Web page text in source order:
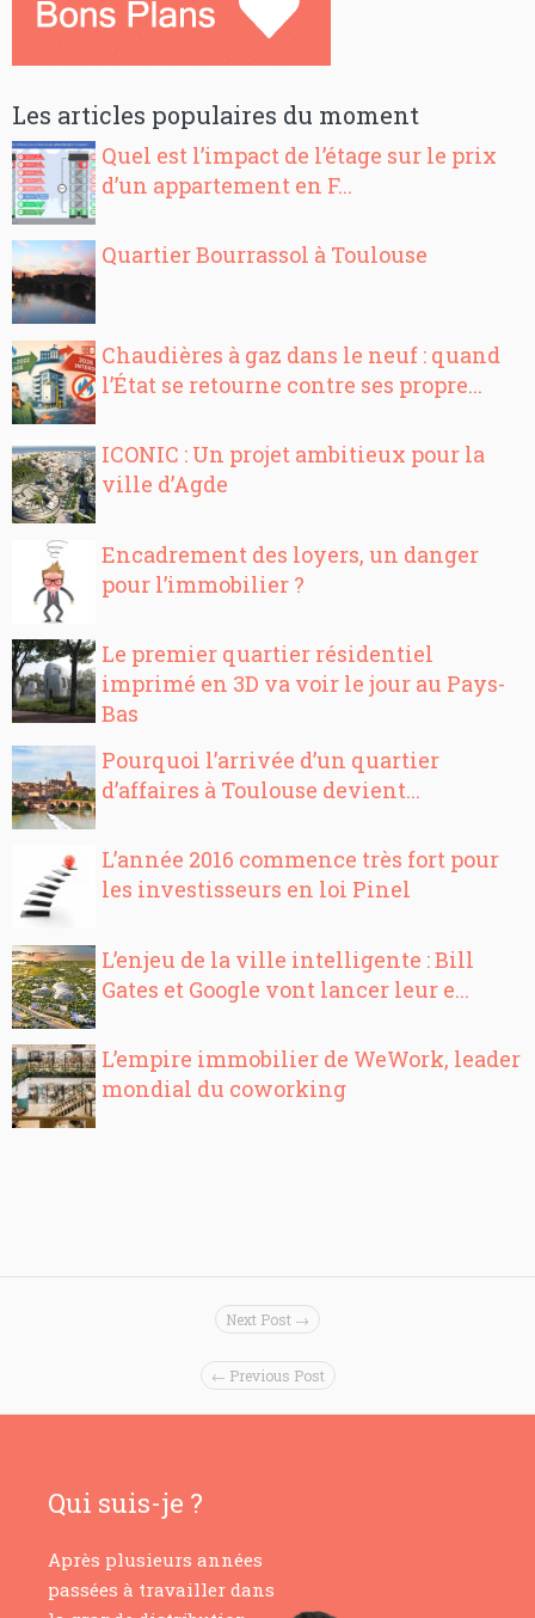
Les articles populaires du moment
Quel est l’impact de l’étage sur le prix
d’un appartement en F...
Quartier Bourrassol à Toulouse
Chaudières à gaz dans le neuf : quand
l’État se retourne contre ses propre...
ICONIC : Un projet ambitieux pour la
ville d’Agde
Encadrement des loyers, un danger
pour l’immobilier ?
Le premier quartier résidentiel
imprimé en 3D va voir le jour au Pays-
Bas
Pourquoi l’arrivée d’un quartier
d’affaires à Toulouse devient...
L’année 2016 commence très fort pour
les investisseurs en loi Pinel
L’enjeu de la ville intelligente : Bill
Gates et Google vont lancer leur e...
L’empire immobilier de WeWork, leader
mondial du coworking
Next Post →
← Previous Post
Qui suis-je ?
Après plusieurs années
passées à travailler dans